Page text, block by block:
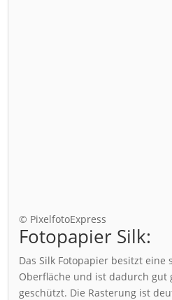
© PixelfotoExpress
Fotopapier Silk:
Das Silk Fotopapier besitzt eine
Oberfläche und ist dadurch gut
geschützt. Die Rasterung ist